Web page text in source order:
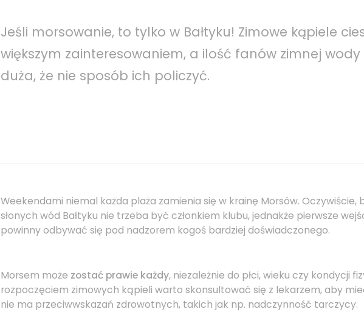
Jeśli morsowanie, to tylko w Bałtyku! Zimowe kąpiele
większym zainteresowaniem, a ilość fanów zimnej
duża, że nie sposób ich policzyć.
Weekendami niemal każda plaża zamienia się w krainę Morsów. Oczywiście,
słonych wód Bałtyku nie trzeba być członkiem klubu, jednakże pierwsze
powinny odbywać się pod nadzorem kogoś bardziej doświadczonego.
Morsem może zostać prawie każdy, niezależnie do płci, wieku czy kondycji
rozpoczęciem zimowych kąpieli warto skonsultować się z lekarzem, aby
nie ma przeciwwskazań zdrowotnych, takich jak np. nadczynność tarczycy.